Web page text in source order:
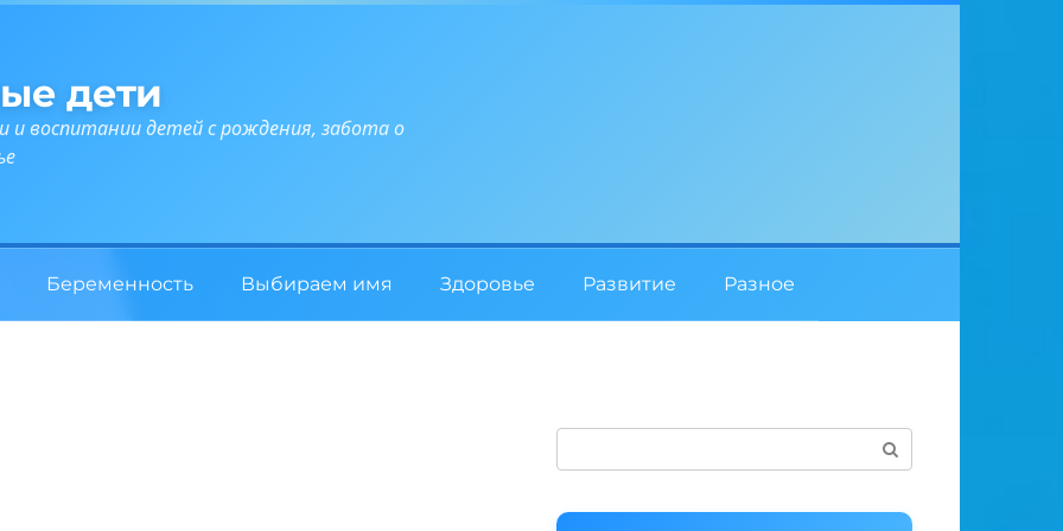
дети
и воспитании детей с рождения, забота о
Беременность Выбираем имя Здоровье Развитие Разное